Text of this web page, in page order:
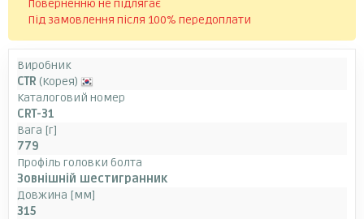
Поверненню не підлягає
Під замовлення після 100% передоплати
Виробник
CTR (Корея)
Каталоговий номер
CRT-31
Вага [г]
779
Профіль головки болта
Зовнішній шестигранник
Довжина [мм]
315